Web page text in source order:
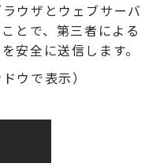
ウザとウェブサーバ
とで、第三者による
安全に送信します。
ウで表示）